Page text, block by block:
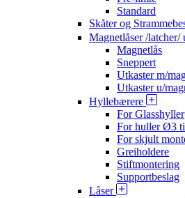
Standard
Skåter og
Magnetlåser /latcher/
Magnetlås
Sneppert
Utkaster m/
Utkaster u/
Hyllebærere
For Glasshyller
For huller Ø3
For skjult
Greiholdere
Stiftmontering
Supportbeslag
Låser